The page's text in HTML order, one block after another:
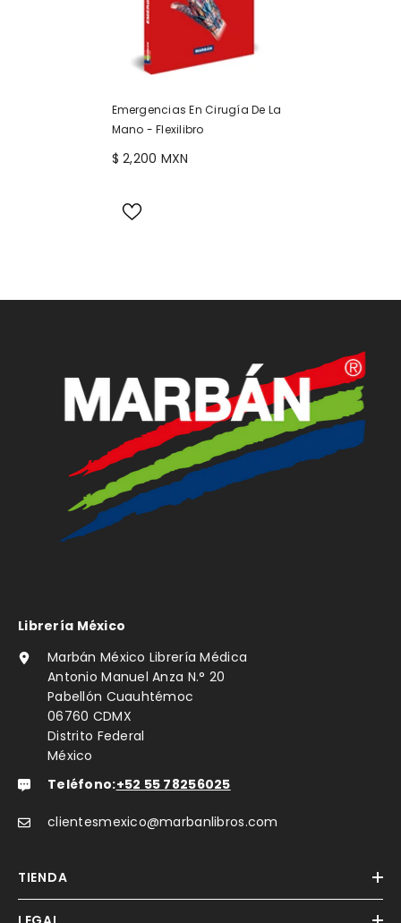
Emergencias En Cirugía De La
Mano - Flexilibro
$ 2,200 MXN
Librería México
Marbán México Librería Médica
Antonio Manuel Anza N.° 20
Pabellón Cuauhtémoc
06760 CDMX
Distrito Federal
México
Teléfono:+52 55 78256025
clientesmexico@marbanlibros.com
TIENDA